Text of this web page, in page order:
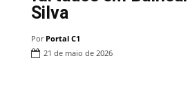
Silva
Por Portal C1
21 de maio de 2026